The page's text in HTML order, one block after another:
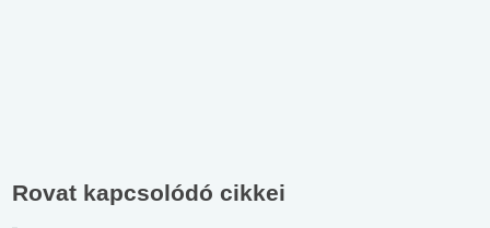
Rovat kapcsolódó cikkei